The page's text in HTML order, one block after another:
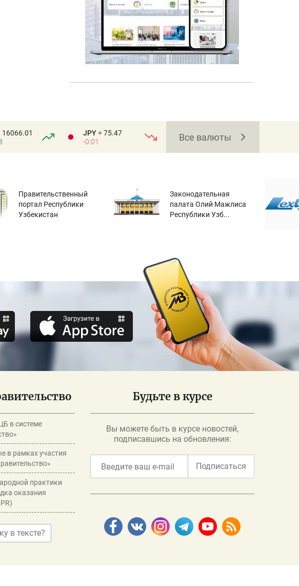
16066.01
JPY = 75.47
-0.01
Все валюты
Правительственный
портал Республики
Узбекистан
Законодательная
палата Олий Мажлиса
Республики Узб...
в системе
в рамках участия
практики
оказания
в тексте?
Будьте в курсе
Вы можете быть в курсе новостей,
подписавшись на обновления:
Подписаться